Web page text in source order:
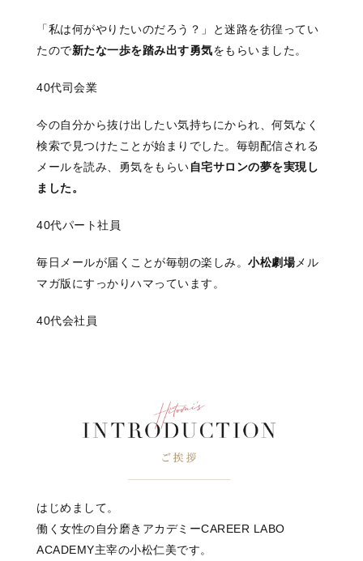
「私は何がやりたいのだろう？」と迷路を彷徨ってい
たので新たな一歩を踏み出す勇気をもらいました。
40代司会業
今の自分から抜け出したい気持ちにかられ、何気なく
検索で見つけたことが始まりでした。毎朝配信される
メールを読み、勇気をもらい自宅サロンの夢を実現し
ました。
40代パート社員
毎日メールが届くことが毎朝の楽しみ。 小松劇場メル
マガ版にすっかりハマっています。
40代会社員
はじめまして。
働く女性の自分磨きアカデミーCAREER LABO
ACADEMY主宰の小松仁美です。